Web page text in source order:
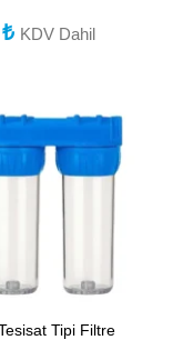
₺ KDV Dahil
Tipi Filtre